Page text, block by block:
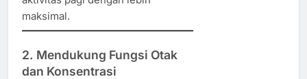
maksimal.
2. Mendukung Fungsi Otak
dan Konsentrasi